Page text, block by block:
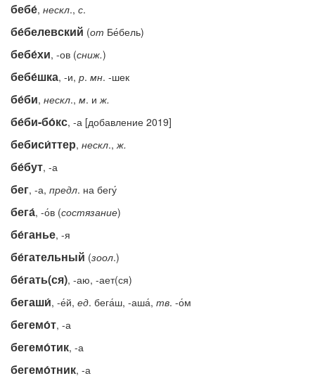
бебе́, нескл., с.
бе́белевский (от Бе́бель)
бебе́хи, -ов (сниж.)
бебе́шка, -и, р. мн. -шек
бе́би, нескл., м. иж.
бе́би-бо́кс, -а [добавление 2019]
бебиси́ттер, нескл.,ж.
бе́бут, -а
бег, -а, предл. на бегу́
бега́, -о́в (состязание)
бе́ганье, -я
бе́гательный (зоол.)
бе́гать(ся), -аю, -ает(ся)
бегаши́, -е́й, ед. бега́ш, -аша́, тв. -о́м
бегемо́т, -а
бегемо́тик, -а
бегемо́тник, -а